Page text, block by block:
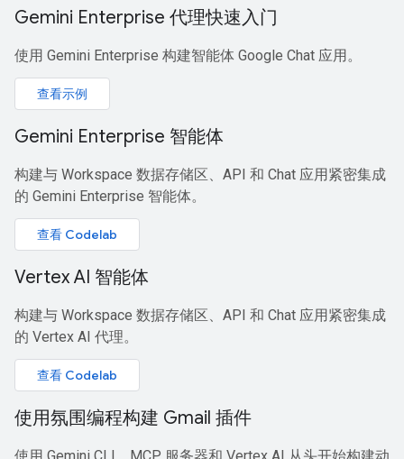
Gemini Enterprise 代理快速入门
使用 Gemini Enterprise 构建智能体 Google Chat 应用。
查看示例
Gemini Enterprise 智能体
构建与 Workspace 数据存储区、API 和 Chat 应用紧密集成
的 Gemini Enterprise 智能体。
查看 Codelab
Vertex AI 智能体
构建与 Workspace 数据存储区、API 和 Chat 应用紧密集成
的 Vertex AI 代理。
查看 Codelab
使用氛围编程构建 Gmail 插件